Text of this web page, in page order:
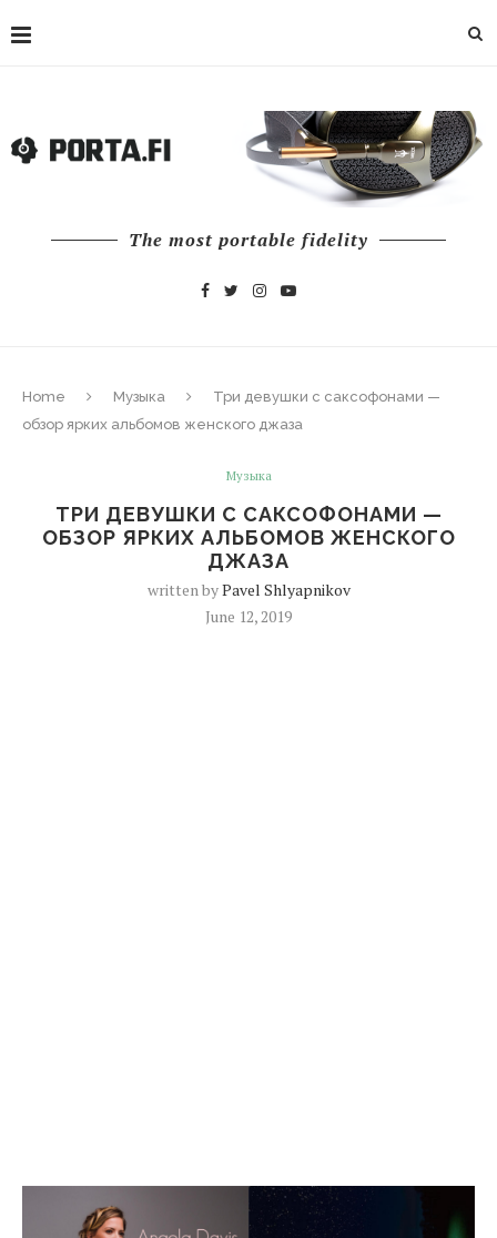
The most portable fidelity
Home Музыка
Три девушки с саксофонами —
обзор ярких альбомов женского джаза
Музыка
ТРИ ДЕВУШКИ С САКСОФОНАМИ —
ОБЗОР ЯРКИХ АЛЬБОМОВ ЖЕНСКОГО
ДЖАЗА
written byPavel Shlyapnikov
June 12, 2019